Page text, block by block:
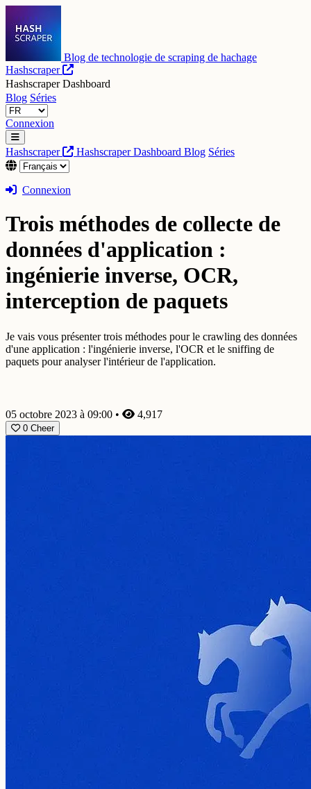
Blog de technologie de scraping de hachage
Hashscraper
Hashscraper Dashboard
Blog Séries
Connexion
Hashscraper Hashscraper Dashboard Blog Séries
Connexion
Trois méthodes de collecte de
données d'application :
ingénierie inverse, OCR,
interception de paquets
Je vais vous présenter trois méthodes pour le crawling des données
d'une application : l'ingénierie inverse, l'OCR et le sniffing de
paquets pour analyser l'intérieur de l'application.
05 octobre 2023 à 09:00 • 4,917
0 Cheer